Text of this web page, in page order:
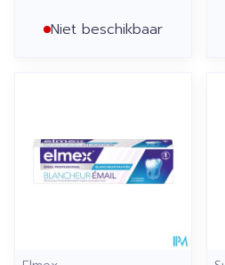
Niet beschikbaar